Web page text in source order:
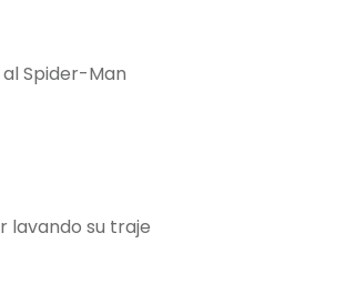
Spider-Man
lavando su traje